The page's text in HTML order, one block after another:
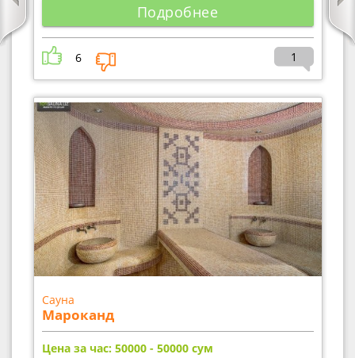
Подробнее
6 1
Сауна
Мароканд
Цена за час: 50000 - 50000 сум